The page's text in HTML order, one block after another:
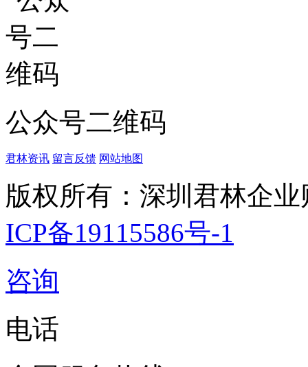
公众号二维码
君林资讯 留言反馈 网站地图
版权所有：深圳君林企
ICP备19115586号-1
咨询
电话